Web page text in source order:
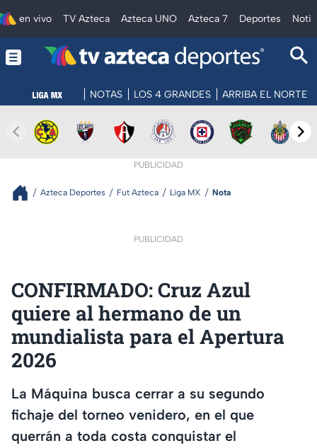
en vivo TV Azteca Azteca UNO Azteca 7 Deportes
NOTAS LOS 4 GRANDES ARRIBA EL NORTE
PUBLICIDAD
Azteca Deportes Fut Azteca Liga MX Nota
PUBLICIDAD
CONFIRMADO: Cruz Azul
quiere al hermano de un
mundialista para el Apertura
2026
La Máquina busca cerrar a su segundo
fichaje del torneo venidero, en el que
querrán a toda costa conquistar el